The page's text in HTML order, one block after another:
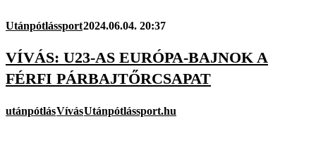
Utánpótlássport2024.06.04. 20:37
VÍVÁS: U23-AS EURÓPA-BAJNOK A
FÉRFI PÁRBAJTŐRCSAPAT
utánpótlásVívásUtánpótlássport.hu